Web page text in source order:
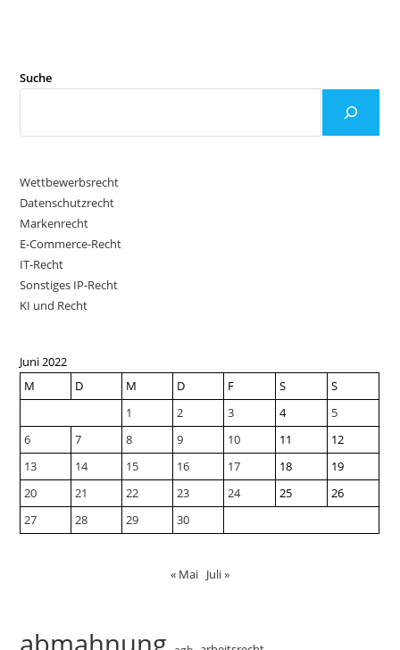
Suche
Wettbewerbsrecht
Datenschutzrecht
Markenrecht
E-Commerce-Recht
IT-Recht
Sonstiges IP-Recht
KI und Recht
Juni 2022
M
D M D F S
S
1
2 3 4
5
6
7 8 9 10 11
12
13
14 15 16 17 18
19
20
21 22 23 24 25
26
27
28 29 30
« Mai Juli »